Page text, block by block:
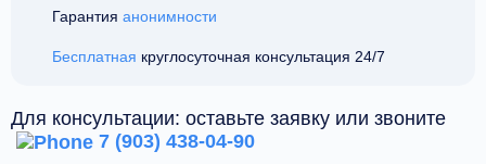
Гарантия анонимности
Бесплатная круглосуточная консультация 24/7
Для консультации: оставьте заявку или звоните
7 (903) 438-04-90